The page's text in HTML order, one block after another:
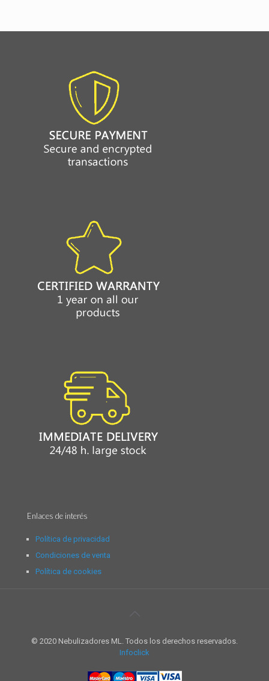
Enlaces de interés
Política de privacidad
Condiciones de venta
Política de cookies
© 2020 Nebulizadores ML. Todos los derechos reservados.
Infoclick